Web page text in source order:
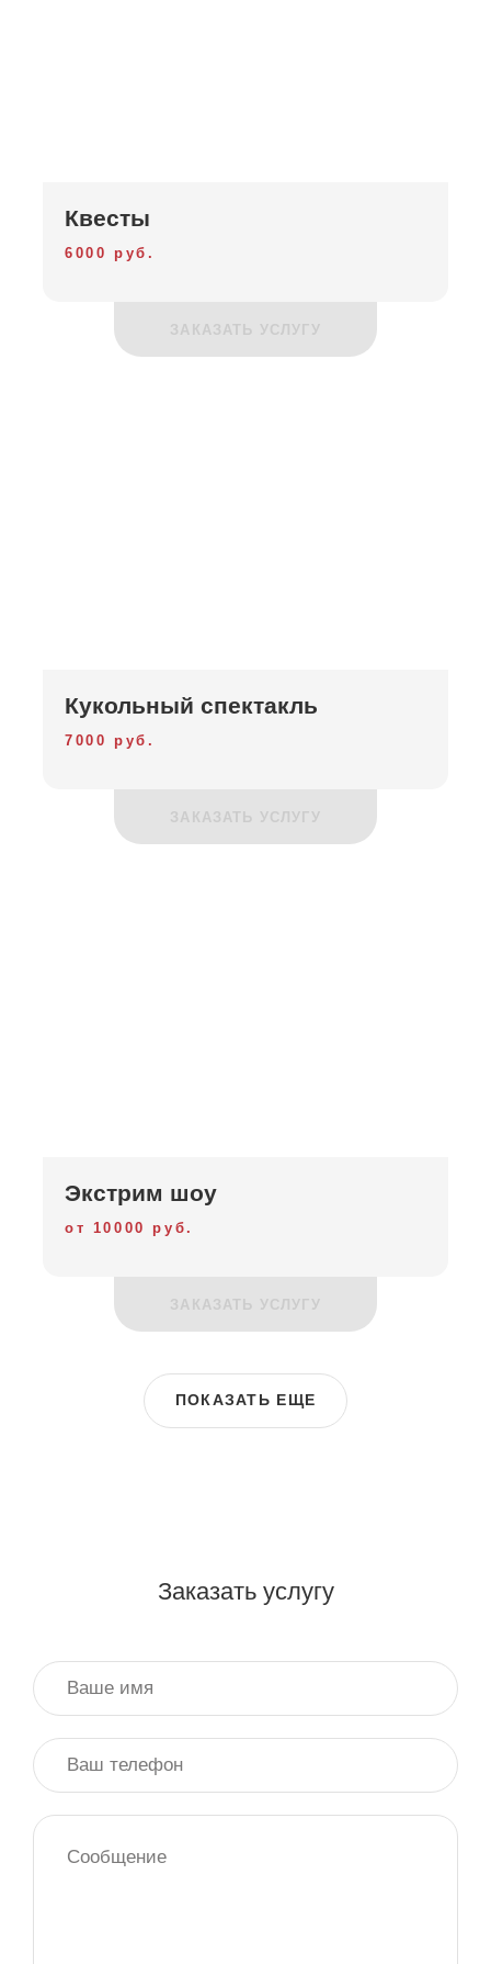
Квесты
6000 руб.
ЗАКАЗАТЬ УСЛУГУ
Кукольный спектакль
7000 руб.
ЗАКАЗАТЬ УСЛУГУ
Экстрим шоу
от 10000 руб.
ЗАКАЗАТЬ УСЛУГУ
ПОКАЗАТЬ ЕЩЕ
Заказать услугу